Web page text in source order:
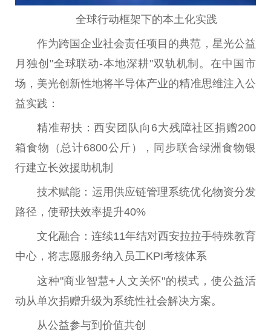
全球行动框架下的本土化实践
作为跨国企业社会责任项目的典范，星光公益
月独创"全球联动-本地深耕"双轨机制。在中国市
场，美光创新性地将半导体产业的精准思维注入公
益实践：
精准帮扶：西安团队向6大残障社区捐赠200
箱食物（总计6800公斤），同步联合绿洲食物银
行建立长效援助机制
技术赋能：运用供应链管理系统优化物资分发
路径，使帮扶效率提升40%
文化融合：连续11年结对西安拉拉手特殊教育
中心，将志愿服务纳入员工KPI考核体系
这种"商业智慧+人文关怀"的模式，使公益活
动从单次捐赠升级为系统性社会解决方案。
从公益参与到价值共创